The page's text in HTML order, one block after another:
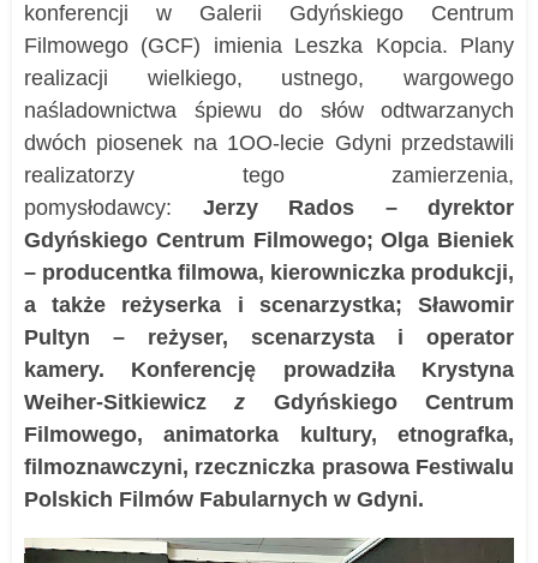
konferencji w Galerii Gdyńskiego Centrum
Filmowego (GCF) imienia Leszka Kopcia. Plany
realizacji wielkiego, ustnego, wargowego
naśladownictwa śpiewu do słów odtwarzanych
dwóch piosenek na 1OO-lecie Gdyni przedstawili
realizatorzy tego zamierzenia,
pomysłodawcy: Jerzy Rados – dyrektor
Gdyńskiego Centrum Filmowego; Olga Bieniek
– producentka filmowa, kierowniczka produkcji,
a także reżyserka i scenarzystka; Sławomir
Pultyn – reżyser, scenarzysta i operator
kamery. Konferencję prowadziła Krystyna
Weiher-Sitkiewiczz Gdyńskiego Centrum
Filmowego, animatorka kultury, etnografka,
filmoznawczyni, rzeczniczka prasowa Festiwalu
Polskich Filmów Fabularnych w Gdyni.